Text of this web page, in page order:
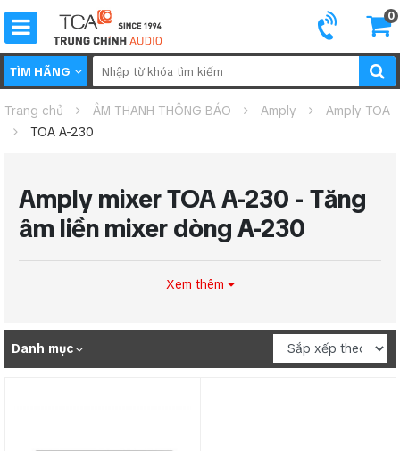
0
TÌM HÃNG
Trang chủ ÂM THANH THÔNG BÁO Amply
Amply TOA
TOA A-230
Amply mixer TOA A-230 - Tăng
âm liền mixer dòng A-230
Xem thêm
Danh mục